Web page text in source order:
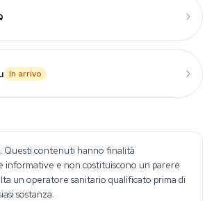
In arrivo
Questi contenuti hanno finalità
informative e non costituiscono un parere
un operatore sanitario qualificato prima di
sostanza.